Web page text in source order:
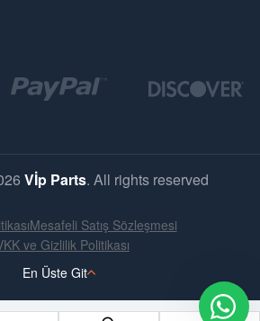
Vİp Parts. All rights reserved
En Üste Git
Mesafeli Satış Sözleşmesi
ve Gizlilik Politikası